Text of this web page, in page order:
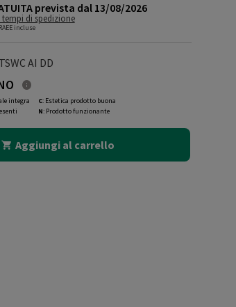
prevista dal 13/08/2026
di spedizione
incluse
AI DD
integra
C: Estetica prodotto buona
N: Prodotto funzionante
Aggiungi al carrello